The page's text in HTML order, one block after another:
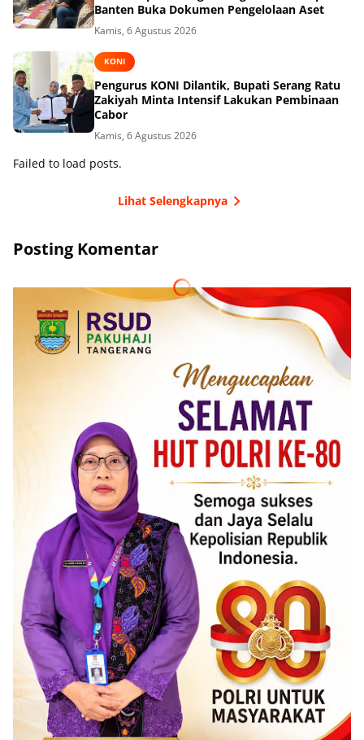
Banten Buka Dokumen Pengelolaan Aset
Kamis, 6 Agustus 2026
KONI
Pengurus KONI Dilantik, Bupati Serang Ratu
Zakiyah Minta Intensif Lakukan Pembinaan
Cabor
Kamis, 6 Agustus 2026
Failed to load posts.
Lihat Selengkapnya
Posting Komentar